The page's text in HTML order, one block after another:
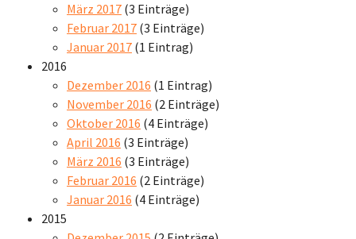
März 2017 (3 Einträge)
Februar 2017 (3 Einträge)
Januar 2017 (1 Eintrag)
2016
Dezember 2016 (1 Eintrag)
November 2016 (2 Einträge)
Oktober 2016 (4 Einträge)
April 2016 (3 Einträge)
März 2016 (3 Einträge)
Februar 2016 (2 Einträge)
Januar 2016 (4 Einträge)
2015